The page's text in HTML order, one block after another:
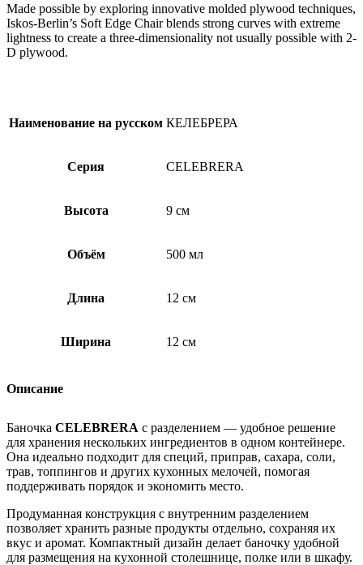
Made possible by exploring innovative molded plywood techniques,
Iskos-Berlin’s Soft Edge Chair blends strong curves with extreme
lightness to create a three-dimensionality not usually possible with 2-
D plywood.
Наименование на русском КЕЛЕБРЕРА
Серия CELEBRERA
Высота 9 см
Объём 500 мл
Длина 12 см
Ширина 12 см
Описание
Баночка CELEBRERA с разделением — удобное решение
для хранения нескольких ингредиентов в одном контейнере.
Она идеально подходит для специй, приправ, сахара, соли,
трав, топпингов и других кухонных мелочей, помогая
поддерживать порядок и экономить место.
Продуманная конструкция с внутренним разделением
позволяет хранить разные продукты отдельно, сохраняя их
вкус и аромат. Компактный дизайн делает баночку удобной
для размещения на кухонной столешнице, полке или в шкафу.